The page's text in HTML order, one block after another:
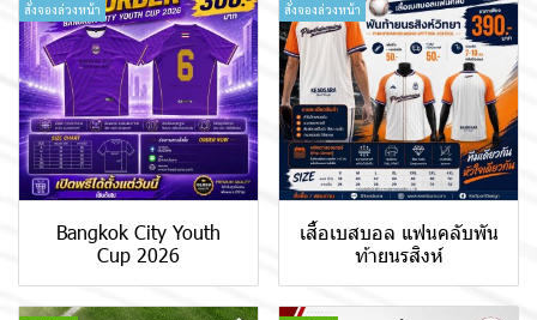
สั่งจองล่วงหน้า
Bangkok City Youth
Cup 2026
สั่งจองล่วงหน้า
เสื้อเบสบอล แฟนคลับพัน
ท้ายนรสิงห์